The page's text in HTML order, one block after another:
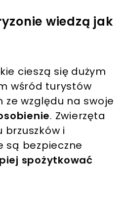
wiedzą jak
cieszą się dużym
wśród turystów
ze względu na swoje
. Zwierzęta
brzuszków i
są bezpieczne
spożytkować